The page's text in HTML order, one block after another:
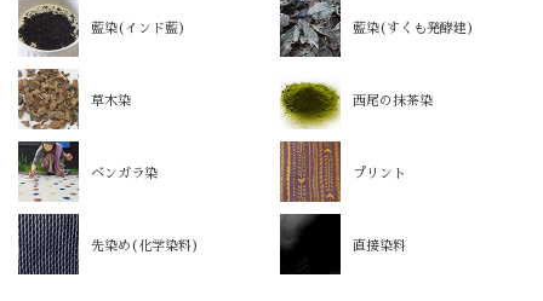
藍染(インド藍) 藍染(すくも発酵建)
草木染 西尾の抹茶染
ベンガラ染 プリント
先染め(化学染料) 直接染料